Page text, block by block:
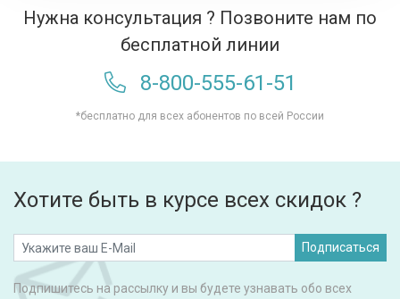
Нужна консультация ? Позвоните нам по
бесплатной линии
8-800-555-61-51
*бесплатно для всех абонентов по всей России
Хотите быть в курсе всех скидок ?
Подписаться
Подпишитесь на рассылку и вы будете узнавать обо всех